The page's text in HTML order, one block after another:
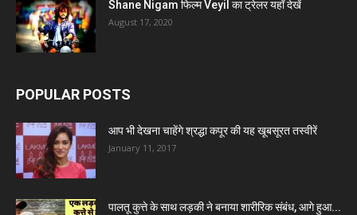
Shane Nigam फिल्म Veyil का ट्रेलर यहाँ देखें
August 17, 2020
POPULAR POSTS
आप भी देखना चाहेंगे श्रद्धा कपूर की यह खूबसूरत तस्वीरें
January 11, 2017
पालतू कुत्ते के साथ लड़की ने बनाया शारीरिक संबंध, आगे हुआ...